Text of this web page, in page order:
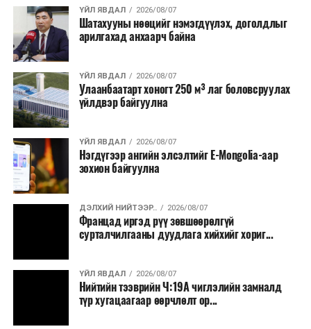
хэлбэрээр хэрэгжүүлэхээр тусгажээ.
Лаг хатаах, шатаах технологи нь бохир ус цэвэрлэх
байгууламжаас гардаг лагийг байгаль орчинд аюулгүй
аргаар боловсруулж, эзлэхүүнийг эрс бууруулах
зориулалттай. Лагийг өндөр температурт шатааснаар
эзлэхүүн нь 90 хүртэл хувиар буурч, бактери, вирус
болон бусад өвчин үүсгэгч бичил биетнийг устгах
боломжтой.
Түүнчлэн шаталтын явцад үүсэх дулааныг цахилгаан
болон дулааны эрчим хүч үйлдвэрлэхэд ашиглаж
болдог. Зарим технологийн хувьд шаталтын дараа
үлдэх үнснээс фосфор зэрэг ашигт эрдсийг сэргээн
авах боломжтой аж.
Япон, Герман, Швейцар, Нидерланд, Өмнөд Солонгос
зэрэг улс лаг хатаах, шатаах технологийг ашиглаж
байна. Тухайлбал, Германд лаг шатаах үйлдвэрээс
ҮЙЛ ЯВДАЛ 2026/08/07
Шатахууны нөөцийг нэмэгдүүлэх, доголдлыг
арилгахад анхаарч байна
ҮЙЛ ЯВДАЛ 2026/08/07
Улаанбаатарт хоногт 250 м³ лаг боловсруулах
үйлдвэр байгуулна
ҮЙЛ ЯВДАЛ 2026/08/07
Нэгдүгээр ангийн элсэлтийг E-Mongolia-аар
зохион байгуулна
ДЭЛХИЙ НИЙТЭЭР.. 2026/08/07
Францад иргэд рүү зөвшөөрөлгүй
сурталчилгааны дуудлага хийхийг хориг...
ҮЙЛ ЯВДАЛ 2026/08/07
Нийтийн тээврийн Ч:19А чиглэлийн замналд
түр хугацаагаар өөрчлөлт ор...